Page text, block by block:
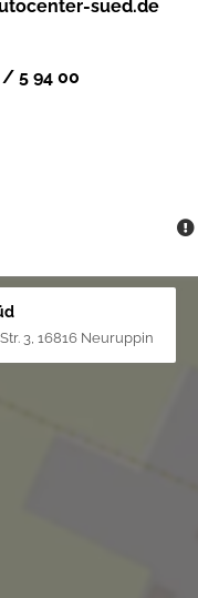
sued.de
/ 5 94 00
3, 16816 Neuruppin